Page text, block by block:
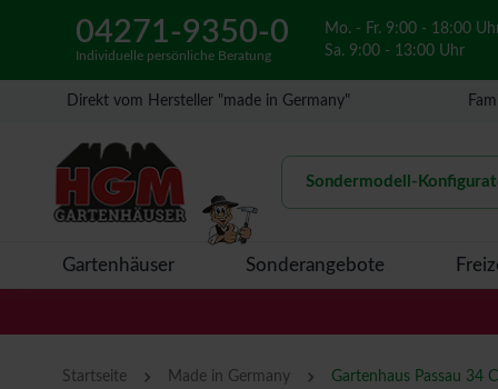
04271-9350-0
Individuelle persönliche Beratung
Mo. - Fr. 9:00 - 18:00
Sa. 9:00 - 13:00 Uhr
Direkt vom Hersteller "made in Germany"
Sondermodell-
Gartenhäuser Sonderangebote
Startseite › Made in Germany › Gartenhaus Passau 34 C